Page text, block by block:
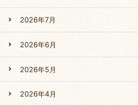
2026年7月
2026年6月
2026年5月
2026年4月